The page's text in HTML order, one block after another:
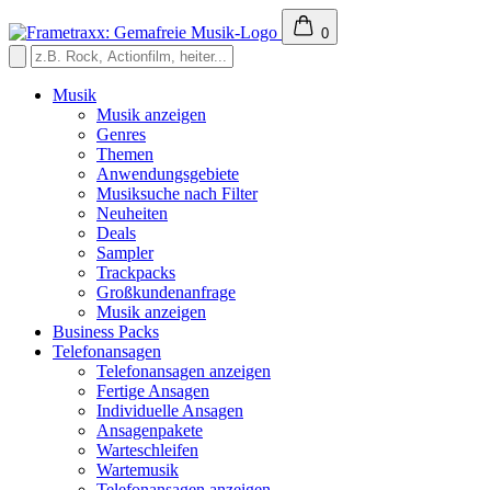
0
Musik
Musik anzeigen
Genres
Themen
Anwendungsgebiete
Musiksuche nach Filter
Neuheiten
Deals
Sampler
Trackpacks
Großkundenanfrage
Musik anzeigen
Business Packs
Telefonansagen
Telefonansagen anzeigen
Fertige Ansagen
Individuelle Ansagen
Ansagenpakete
Warteschleifen
Wartemusik